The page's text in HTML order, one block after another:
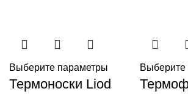
Выберите параметры
Термоноски Liod
Выберите